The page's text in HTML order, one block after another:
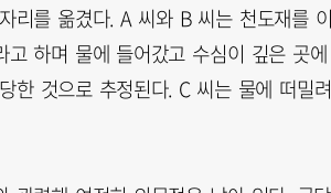
리를 옮겼다. A 씨와 B 씨는 천도재를
고 하며 물에 들어갔고 수심이 깊은 곳
한 것으로 추정된다. C 씨는 물에 떠밀